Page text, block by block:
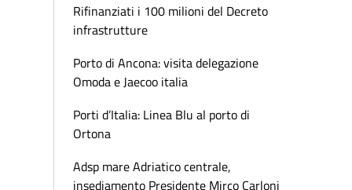
Rifinanziati i 100 milioni del Decreto
infrastrutture
Porto di Ancona: visita delegazione
Omoda e Jaecoo italia
Porti d’Italia: Linea Blu al porto di
Ortona
Adsp mare Adriatico centrale,
insediamento Presidente Mirco Carloni